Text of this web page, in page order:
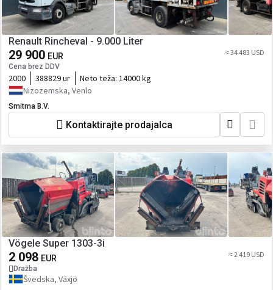
Renault Rincheval - 9.000 Liter
29 900 EUR
Cena brez DDV
≈ 34 483 USD
2000 388829 ur Neto teža: 14000 kg
Nizozemska, Venlo
Smitma B.V.
Kontaktirajte prodajalca
Vögele Super 1303-3i
2 098 EUR
Dražba
≈ 2 419 USD
Švedska, Växjö